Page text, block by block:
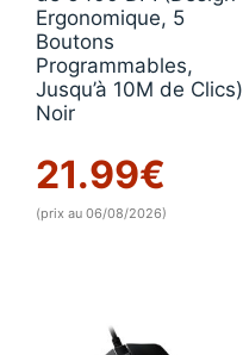
Ergonomique, 5
Boutons
Programmables,
Jusqu’à 10M de Clics)
Noir
21.99€
(prix au 06/08/2026)